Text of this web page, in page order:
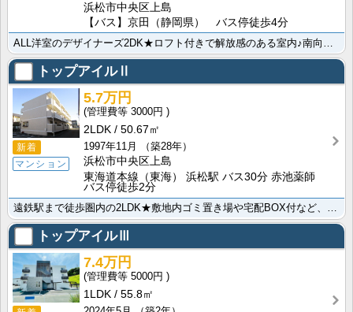
浜松市中央区上島
【バス】京田（静岡県） バス停徒歩4分
トップアイルⅡ
新着
マンション
5.7万円
3000円
2LDK
50.67㎡
1997年11月
（築28年）
浜松市中央区上島
東海道本線（東海） 浜松駅 バス30分 赤池薬師
バス停徒歩2分
トップアイルⅢ
7.4万円
5000円
1LDK
55.8㎡